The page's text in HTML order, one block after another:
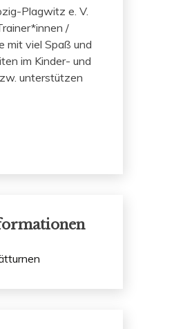
Plagwitz e. V.
/
mit viel Spaß und
im Kinder- und
unterstützen